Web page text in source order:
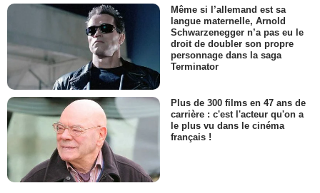
Même si l’allemand est sa
langue maternelle, Arnold
Schwarzenegger n’a pas eu le
droit de doubler son propre
personnage dans la saga
Terminator
Plus de 300 films en 47 ans de
carrière : c'est l'acteur qu'on a
le plus vu dans le cinéma
français !